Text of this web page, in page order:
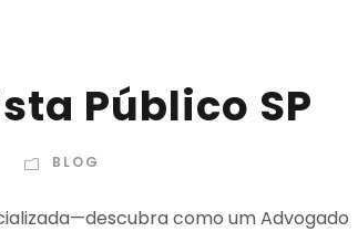
Público SP
BLOG
como um Advogado